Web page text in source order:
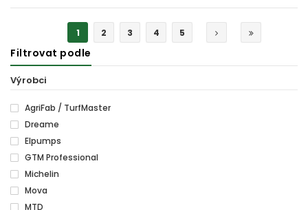
1 2 3 4 5
Filtrovat podle
Výrobci
AgriFab / TurfMaster
Dreame
Elpumps
GTM Professional
Michelin
Mova
MTD